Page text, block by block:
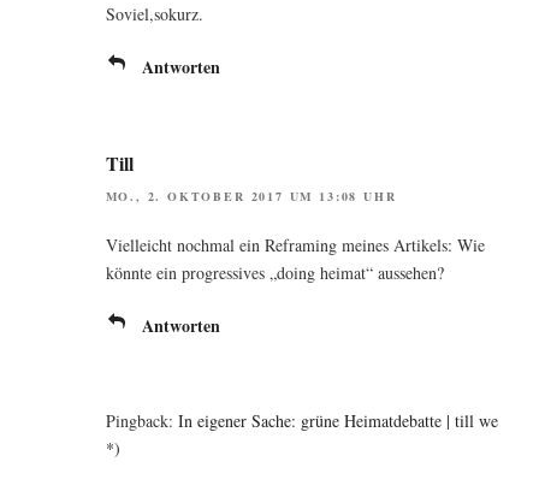
Soviel,sokurz.
Antworten
Till
MO., 2. OKTOBER 2017 UM 13:08 UHR
Viel­leicht noch­mal ein Ref­raming mei­nes Arti­kels: Wie
könn­te ein pro­gres­si­ves „doing hei­mat“ aussehen?
Antworten
Pingback: In eigener Sache: grüne Heimatdebatte | till we
*)